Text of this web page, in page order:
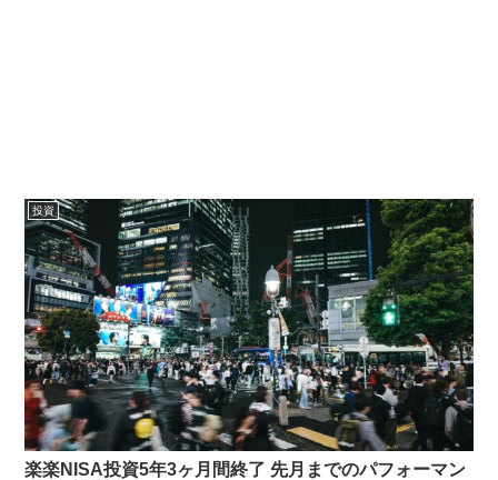
投資
楽楽NISA投資5年3ヶ月間終了 先月までのパフォーマン